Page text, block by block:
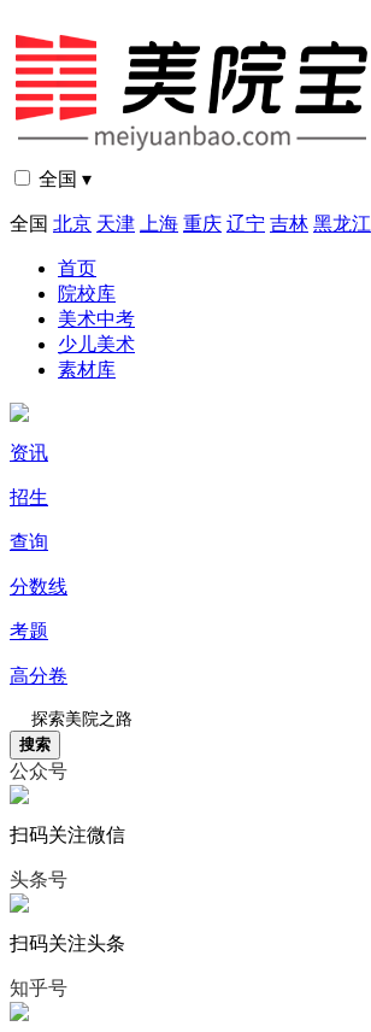
全国 ▾
全国 北京 天津 上海 重庆 辽宁 吉林 黑龙江
首页
院校库
美术中考
少儿美术
素材库
资讯
招生
查询
分数线
考题
高分卷
搜索
公众号
扫码关注微信
头条号
扫码关注头条
知乎号